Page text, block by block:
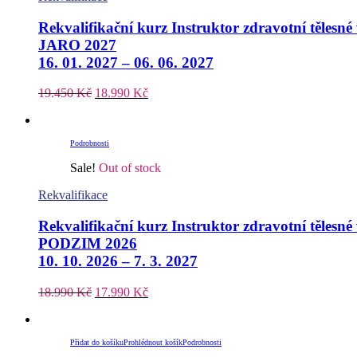
Rekvalifikační kurz Instruktor zdravotní tělesné
JARO 2027
16. 01. 2027 – 06. 06. 2027
19.450 Kč 18.990 Kč
Podrobnosti
Sale! Out of stock
Rekvalifikace
Rekvalifikační kurz Instruktor zdravotní tělesné
PODZIM 2026
10. 10. 2026 – 7. 3. 2027
18.990 Kč 17.990 Kč
Přidat do košíkuProhlédnout košíkPodrobnosti